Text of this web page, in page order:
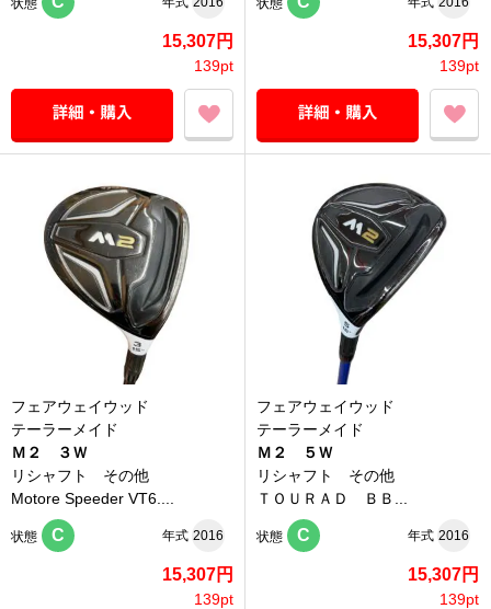
状態
15,307円
139pt
状態
15,307円
139pt
フェアウェイウッド
テーラーメイド
Ｍ２ ３Ｗ
リシャフト その他
Motore Speeder VT6....
状態 C 年式 2016
15,307円
139pt
フェアウェイウッド
テーラーメイド
Ｍ２ ５Ｗ
リシャフト その他
ＴＯＵＲＡＤ ＢＢ...
状態 C 年式 2016
15,307円
139pt